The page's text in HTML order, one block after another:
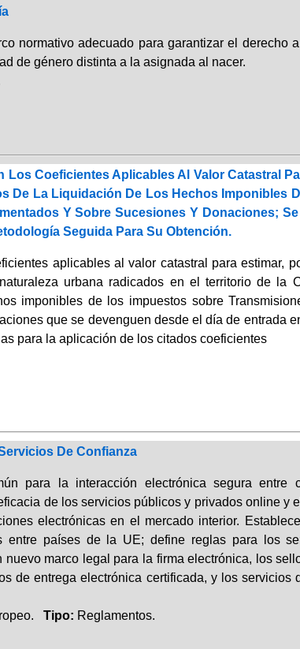
normativo adecuado para garantizar el derecho
de género distinta a la asignada al nacer.
Coeficientes Aplicables Al Valor Catastral
De La Liquidación De Los Hechos Imponibles
Y Sobre Sucesiones Y Donaciones;
Seguida Para Su Obtención.
aplicables al valor catastral para estimar,
urbana radicados en el territorio de la
imponibles de los impuestos sobre
que se devenguen desde el día de entrada
para la aplicación de los citados coeficientes
De Confianza
para la interacción electrónica segura entre
de los servicios públicos y privados online y
electrónicas en el mercado interior.
entre países de la UE; define reglas para los
marco legal para la firma electrónica, los
de entrega electrónica certificada, y los servicios
Tipo: Reglamentos.